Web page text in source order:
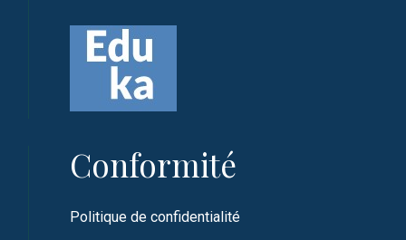
Conformité
Politique de confidentialité